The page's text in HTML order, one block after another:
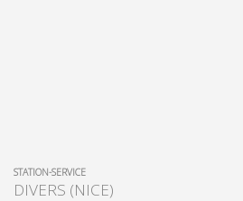
STATION-SERVICE
DIVERS (NICE)